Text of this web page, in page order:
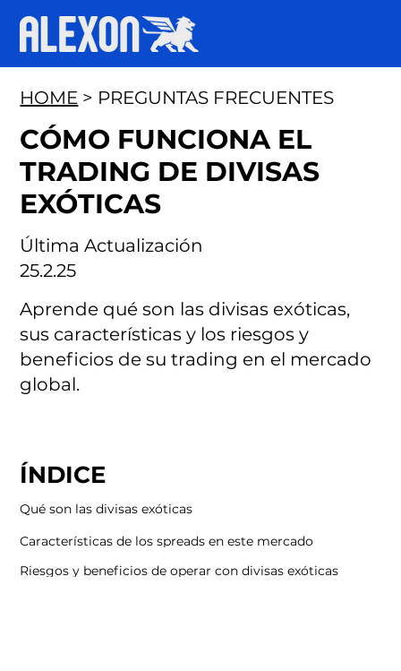
ÍNDICE
Qué son las divisas exóticas
Características de los spreads en este mercado
Riesgos y beneficios de operar con divisas exóticas
Última Actualización
25.2.25
HOME > PREGUNTAS FRECUENTES
CÓMO FUNCIONA EL
TRADING DE DIVISAS
EXÓTICAS
Aprende qué son las divisas exóticas,
sus características y los riesgos y
beneficios de su trading en el mercado
global.